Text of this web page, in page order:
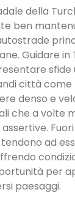
della
ben
Guidare in
sfide
città come
denso e
che a volte
ad
per
paesaggi.